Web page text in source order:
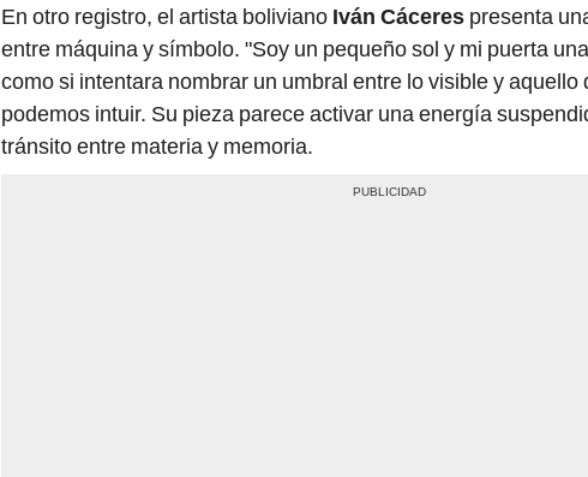
En otro registro, el artista boliviano Iván Cáceres presenta
entre máquina y símbolo. "Soy un pequeño sol y mi puerta
como si intentara nombrar un umbral entre lo visible y aquello
podemos intuir. Su pieza parece activar una energía
tránsito entre materia y memoria.